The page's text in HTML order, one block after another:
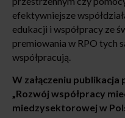
efektywniejsze
edukacji i współpracy ze
premiowania w RPO tych
współpracują.
W załączeniu
„Rozwój współpracy
miedzysektorowej w